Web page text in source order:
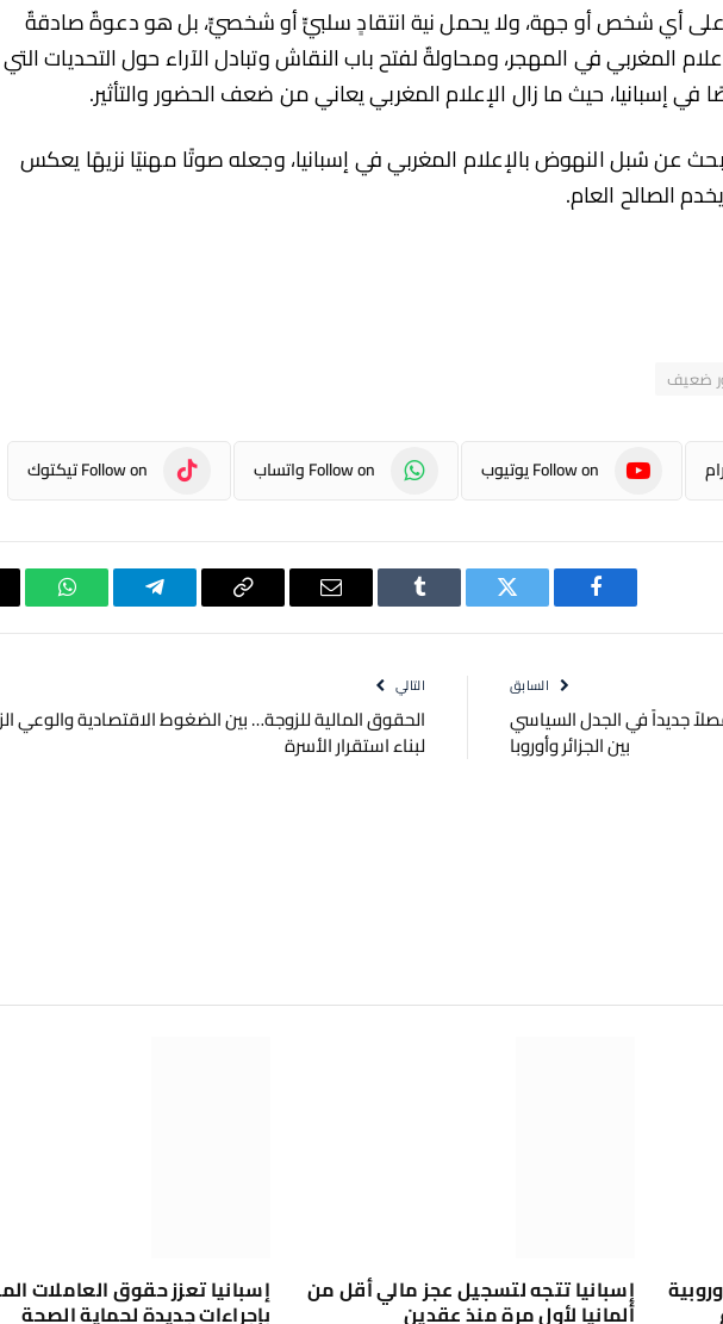
على أي شخص أو جهة، ولا يحمل نية انتقادٍ سلبيٍّ أو شخصيٍّ، بل هو دعوةٌ صادقةٌ
المغربي في المهجر، ومحاولةٌ لفتح باب النقاش وتبادل الآراء حول التحديات التي
إسبانيا، حيث ما زال الإعلام المغربي يعاني من ضعف الحضور والتأثير.
عن سُبل النهوض بالإعلام المغربي في إسبانيا، وجعله صوتًا مهنيًا نزيهًا يعكس
الصالح العام.
ضعيف
Follow on يوتيوب Follow on واتساب Follow on تيكتوك
فيسبوك تويتر Tumblr
البريد
Copy
تيلقرام واتساب
السابق
جديداً في الجدل السياسي
بين الجزائر وأوروبا
التالي
الحقوق المالية للزوجة… بين الضغوط الاقتصادية والوعي
لبناء استقرار الأسرة
إسبانيا تتجه لتسجيل عجز مالي أقل من
ألمانيا لأول مرة منذ عقدين
إسبانيا تعزز حقوق العاملات
بإجراءات جديدة لحماية الصحة